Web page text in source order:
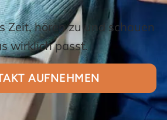
Zeit, hören zu und schauen
wirklich passt.
AUFNEHMEN